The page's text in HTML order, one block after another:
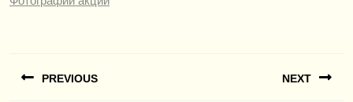
по
PREVIOUS NEXT